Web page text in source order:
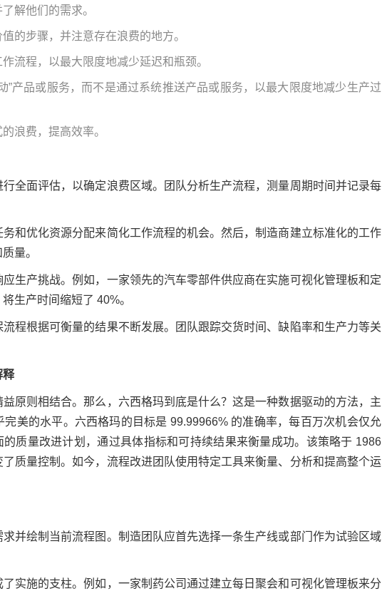
解他们的需求。
的步骤，并注意存在浪费的地方。
流程，以最大限度地减少延迟和瓶颈。
”产品或服务，而不是通过系统推送产品或服务，以最大限度地减少生产过
浪费，提高效率。
全面评估，以确定浪费区域。团队分析生产流程，测量周期时间并记录每
和优化资源分配来简化工作流程的机会。然后，制造商建立标准化的工作
量。
生产挑战。例如，一家领先的汽车零部件供应商在实施可视化管理板和定
生产时间缩短了 40%。
程根据可衡量的结果不断发展。团队跟踪交货时间、缺陷率和生产力等关
释
原则相结合。那么，六西格玛到底是什么？这是一种数据驱动的方法，主
美的水平。六西格玛的目标是 99.99966% 的准确率，每百万次机会仅允
质量改进计划，通过具体指标和可持续结果来衡量成功。该策略于 1986
质量控制。如今，流程改进团队使用特定工具来衡量、分析和提高整个运
并绘制当前流程图。制造团队应首先选择一条生产线或部门作为试验区域
实施的支柱。例如，一家制药公司通过建立每日聚会和可视化管理板来分